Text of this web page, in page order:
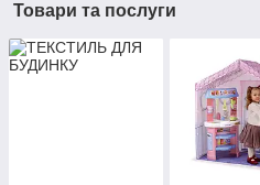
Товари та послуги